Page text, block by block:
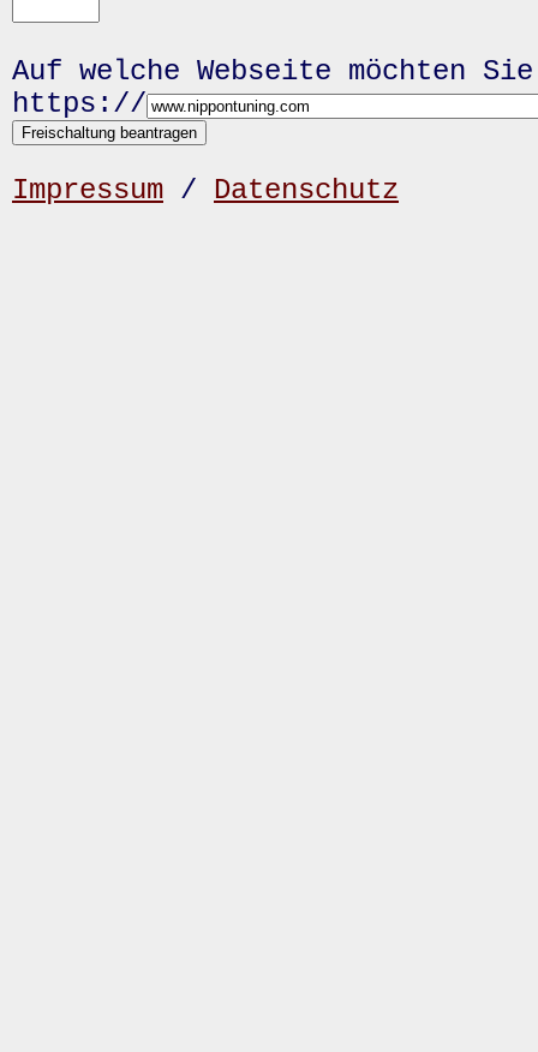
Auf welche Webseite möchten
https://
Impressum / Datenschutz